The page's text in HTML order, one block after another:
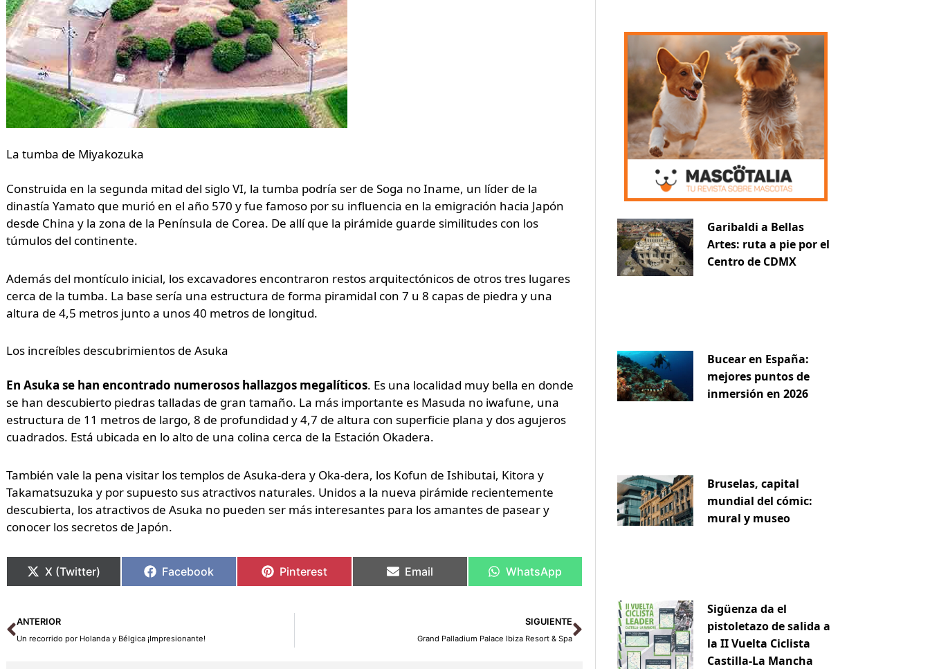
La tumba de Miyakozuka
Construida en la segunda mitad del siglo VI, la tumba podría ser de Soga no Iname, un líder de la
dinastía Yamato que murió en el año 570 y fue famoso por su influencia en la emigración hacia Japón
desde China y la zona de la Península de Corea. De allí que la pirámide guarde similitudes con los
túmulos del continente.
Además del montículo inicial, los excavadores encontraron restos arquitectónicos de otros tres lugares
cerca de la tumba. La base sería una estructura de forma piramidal con 7 u 8 capas de piedra y una
altura de 4,5 metros junto a unos 40 metros de longitud.
Los increíbles descubrimientos de Asuka
En Asuka se han encontrado numerosos hallazgos megalíticos. Es una localidad muy bella en donde
se han descubierto piedras talladas de gran tamaño. La más importante es Masuda no iwafune, una
estructura de 11 metros de largo, 8 de profundidad y 4,7 de altura con superficie plana y dos agujeros
cuadrados. Está ubicada en lo alto de una colina cerca de la Estación Okadera.
También vale la pena visitar los templos de Asuka-dera y Oka-dera, los Kofun de Ishibutai, Kitora y
Takamatsuzuka y por supuesto sus atractivos naturales. Unidos a la nueva pirámide recientemente
descubierta, los atractivos de Asuka no pueden ser más interesantes para los amantes de pasear y
conocer los secretos de Japón.
X (Twitter) Facebook Pinterest Email WhatsApp
Ant
ANTERIOR
Un recorrido por Holanda y Bélgica ¡Impresionante!
SIGUIENTE
Grand Palladium Palace Ibiza Resort & Spa
Siguiente
Garibaldi a Bellas
Artes: ruta a pie por el
Centro de CDMX
Bucear en España:
mejores puntos de
inmersión en 2026
Bruselas, capital
mundial del cómic:
mural y museo
Sigüenza da el
pistoletazo de salida a
la II Vuelta Ciclista
Castilla-La Mancha